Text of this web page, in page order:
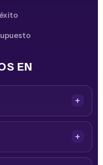
EN